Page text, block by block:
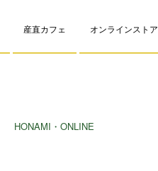
産直カフェ オンラインストア
HONAMI・ONLINE